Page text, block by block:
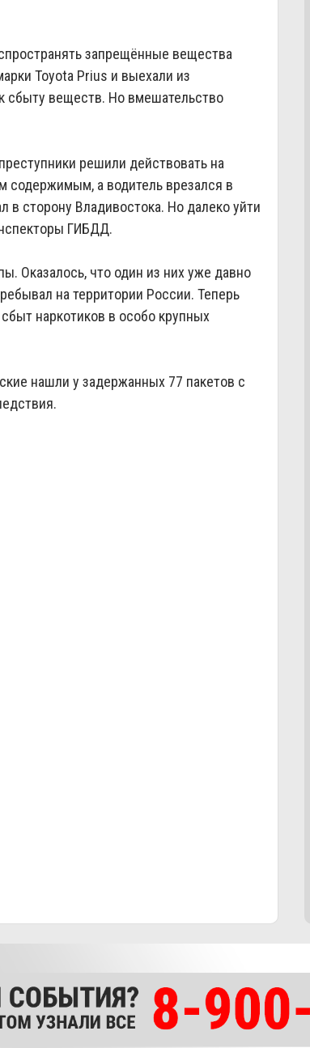
запрещённые вещества
Toyota Prius и выехали из
сбыту веществ. Но вмешательство
решили действовать на
содержимым, а водитель врезался в
сторону Владивостока. Но далеко уйти
ГИБДД.
Оказалось, что один из них уже давно
на территории России. Теперь
наркотиков в особо крупных
нашли у задержанных 77 пакетов с